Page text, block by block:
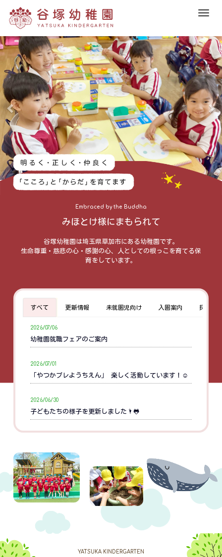
M
n
u
前
へ
次
へ
Embraced by the Buddha
みほとけ様にまもられて
谷塚幼稚園は埼玉県草加市にある幼稚園です。
生命尊重・慈悲の心・感謝の心、人としての根っこを育てる保
育をしています。
すべて 更新情報 未就園児向け 入園案内 採用情
2026/07/06
幼稚園就職フェアのご案内
2026/07/01
「やつかプレようちえん」 楽しく活動しています！☺
2026/06/30
子どもたちの様子を更新しました🌂🐸
YATSUKA KINDERGARTEN